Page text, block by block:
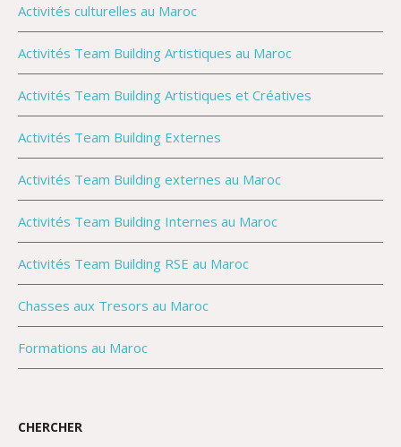
Activités culturelles au Maroc
Activités Team Building Artistiques au Maroc
Activités Team Building Artistiques et Créatives
Activités Team Building Externes
Activités Team Building externes au Maroc
Activités Team Building Internes au Maroc
Activités Team Building RSE au Maroc
Chasses aux Tresors au Maroc
Formations au Maroc
CHERCHER